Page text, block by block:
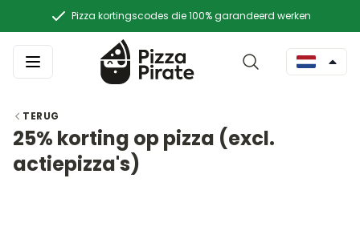
Pizza kortingscodes die 100% garandeerd werken
TERUG
25% korting op pizza (excl.
actiepizza's)